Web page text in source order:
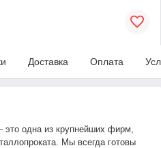
Доставка Оплата
одна из крупнейших фирм,
Мы всегда готовы